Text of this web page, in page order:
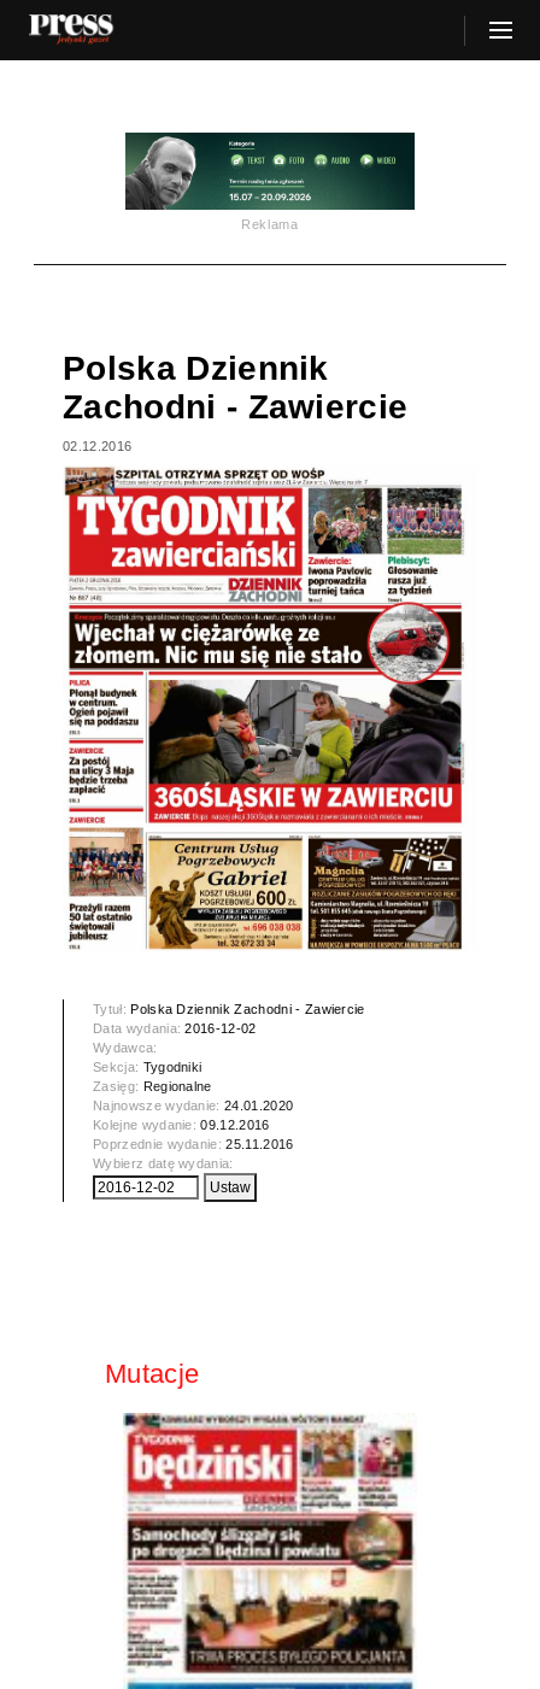
Reklama
Polska Dziennik
Zachodni - Zawiercie
02.12.2016
Tytuł:Polska Dziennik Zachodni - Zawiercie
Data wydania:2016-12-02
Wydawca:
Sekcja: Tygodniki
Zasięg: Regionalne
Najnowsze wydanie:24.01.2020
Kolejne wydanie:09.12.2016
Poprzednie wydanie:25.11.2016
Wybierz datę wydania:
Mutacje